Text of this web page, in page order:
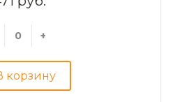
+
корзину